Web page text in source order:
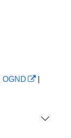
OGND